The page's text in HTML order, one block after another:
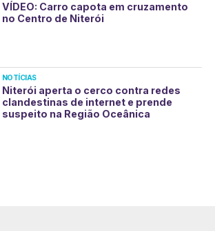
VÍDEO: Carro capota em cruzamento
no Centro de Niterói
NOTÍCIAS
Niterói aperta o cerco contra redes
clandestinas de internet e prende
suspeito na Região Oceânica